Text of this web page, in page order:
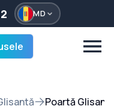
MD
Poartă